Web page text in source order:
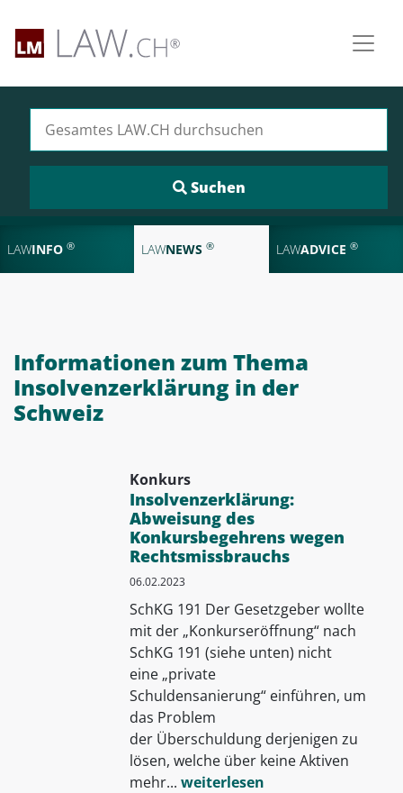
LAWINFO ® LAWNEWS ® LAWADVICE ®
Informationen zum Thema
Insolvenzerklärung in der
Schweiz
Konkurs
Insolvenzerklärung:
Abweisung des
Konkursbegehrens wegen
Rechtsmissbrauchs
06.02.2023
SchKG 191 Der Gesetzgeber wollte
mit der „Konkurseröffnung“ nach
SchKG 191 (siehe unten) nicht
eine „private
Schuldensanierung“ einführen, um
das Prob­lem
der Überschuldung derjenigen zu
lösen, welche über keine Aktiven
mehr... weiterlesen